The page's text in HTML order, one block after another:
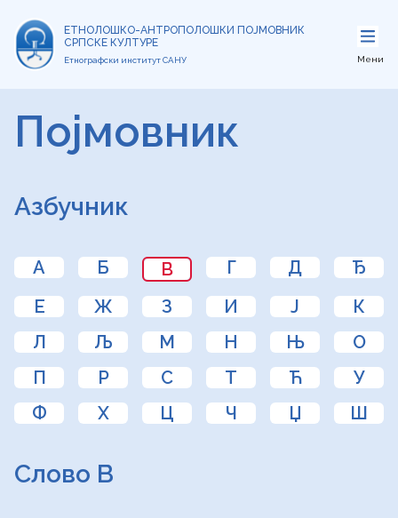
ЕТНОЛОШКО-АНТРОПОЛОШКИ ПОЈМОВНИК
СРПСКЕ КУЛТУРЕ
Етнографски институт САНУ Мени
Појмовник
Азбучник
А Б В Г Д
Ђ
Е
Ж З И Ј
К
Л
Љ М Н Њ
О
П
Р С Т Ћ
У
Ф
Х Ц Ч Џ Ш
Слово В